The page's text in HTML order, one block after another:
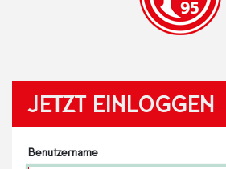
JETZT EINLOGGEN
Benutzername